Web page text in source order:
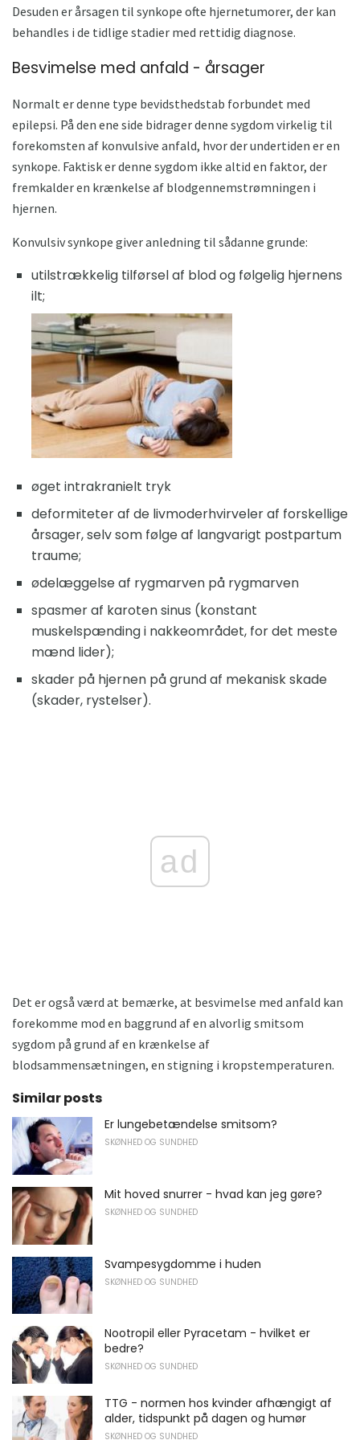
Desuden er årsagen til synkope ofte hjernetumorer, der kan
behandles i de tidlige stadier med rettidig diagnose.
Besvimelse med anfald - årsager
Normalt er denne type bevidsthedstab forbundet med
epilepsi. På den ene side bidrager denne sygdom virkelig til
forekomsten af ​​konvulsive anfald, hvor der undertiden er en
synkope. Faktisk er denne sygdom ikke altid en faktor, der
fremkalder en krænkelse af blodgennemstrømningen i
hjernen.
Konvulsiv synkope giver anledning til sådanne grunde:
utilstrækkelig tilførsel af blod og følgelig hjernens
ilt;
øget intrakranielt tryk
deformiteter af de livmoderhvirveler af forskellige
årsager, selv som følge af langvarigt postpartum
traume;
ødelæggelse af rygmarven på rygmarven
spasmer af karoten sinus (konstant
muskelspænding i nakkeområdet, for det meste
mænd lider);
skader på hjernen på grund af mekanisk skade
(skader, rystelser).
ad
Det er også værd at bemærke, at besvimelse med anfald kan
forekomme mod en baggrund af en alvorlig smitsom
sygdom på grund af en krænkelse af
blodsammensætningen, en stigning i kropstemperaturen.
Similar posts
Er lungebetændelse smitsom?
SKØNHED OG SUNDHED
Mit hoved snurrer - hvad kan jeg gøre?
SKØNHED OG SUNDHED
Svampesygdomme i huden
SKØNHED OG SUNDHED
Nootropil eller Pyracetam - hvilket er
bedre?
SKØNHED OG SUNDHED
TTG - normen hos kvinder afhængigt af
alder, tidspunkt på dagen og humør
SKØNHED OG SUNDHED